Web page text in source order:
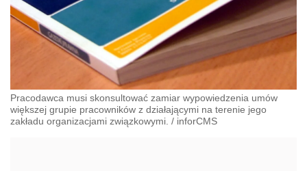
Pracodawca musi skonsultować zamiar wypowiedzenia umów
większej grupie pracowników z działającymi na terenie jego
zakładu organizacjami związkowymi. / inforCMS